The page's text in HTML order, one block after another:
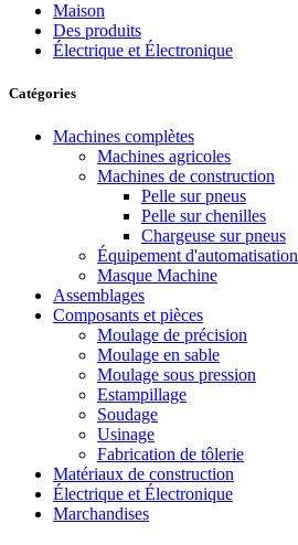
Maison
Des produits
Électrique et Électronique
Catégories
Machines complètes
Machines agricoles
Machines de construction
Pelle sur pneus
Pelle sur chenilles
Chargeuse sur pneus
Équipement d'automatisation
Masque Machine
Assemblages
Composants et pièces
Moulage de précision
Moulage en sable
Moulage sous pression
Estampillage
Soudage
Usinage
Fabrication de tôlerie
Matériaux de construction
Électrique et Électronique
Marchandises